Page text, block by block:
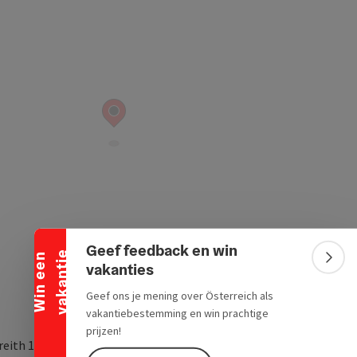
W
i
n
e
e
n
v
a
k
a
n
t
ie
Banner inklappen
Geef feedback en win
vakanties
Geef ons je mening over Österreich als
vakantiebestemming en win prachtige
prijzen!
16